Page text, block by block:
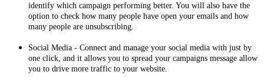
identify which campaign performing better. You will also have the
option to check how many people have open your emails and how
many people are unsubscribing.
Social Media - Connect and manage your social media with just by
one click, and it allows you to spread your campaigns message allow
you to drive more traffic to your website.